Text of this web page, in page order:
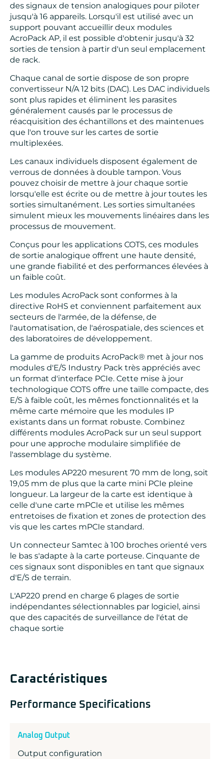
des signaux de tension analogiques pour piloter
jusqu'à 16 appareils. Lorsqu'il est utilisé avec un
support pouvant accueillir deux modules
AcroPack AP, il est possible d'obtenir jusqu'à 32
sorties de tension à partir d'un seul emplacement
de rack.
Chaque canal de sortie dispose de son propre
convertisseur N/A 12 bits (DAC). Les DAC individuels
sont plus rapides et éliminent les parasites
généralement causés par le processus de
réacquisition des échantillons et des maintenues
que l'on trouve sur les cartes de sortie
multiplexées.
Les canaux individuels disposent également de
verrous de données à double tampon. Vous
pouvez choisir de mettre à jour chaque sortie
lorsqu'elle est écrite ou de mettre à jour toutes les
sorties simultanément. Les sorties simultanées
simulent mieux les mouvements linéaires dans les
processus de mouvement.
Conçus pour les applications COTS, ces modules
de sortie analogique offrent une haute densité,
une grande fiabilité et des performances élevées à
un faible coût.
Les modules AcroPack sont conformes à la
directive RoHS et conviennent parfaitement aux
secteurs de l'armée, de la défense, de
l'automatisation, de l'aérospatiale, des sciences et
des laboratoires de développement.
La gamme de produits AcroPack® met à jour nos
modules d'E/S Industry Pack très appréciés avec
un format d'interface PCIe. Cette mise à jour
technologique COTS offre une taille compacte, des
E/S à faible coût, les mêmes fonctionnalités et la
même carte mémoire que les modules IP
existants dans un format robuste. Combinez
différents modules AcroPack sur un seul support
pour une approche modulaire simplifiée de
l'assemblage du système.
Les modules AP220 mesurent 70 mm de long, soit
19,05 mm de plus que la carte mini PCIe pleine
longueur. La largeur de la carte est identique à
celle d'une carte mPCIe et utilise les mêmes
entretoises de fixation et zones de protection des
vis que les cartes mPCIe standard.
Un connecteur Samtec à 100 broches orienté vers
le bas s'adapte à la carte porteuse. Cinquante de
ces signaux sont disponibles en tant que signaux
d'E/S de terrain.
L'AP220 prend en charge 6 plages de sortie
indépendantes sélectionnables par logiciel, ainsi
que des capacités de surveillance de l'état de
chaque sortie
Caractéristiques
Performance Specifications
Analog Output
Output configuration